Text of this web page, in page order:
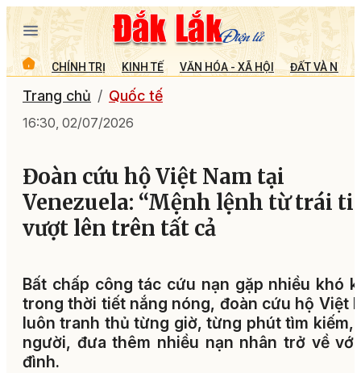
CHÍNH TRỊ KINH TẾ VĂN HÓA - XÃ HỘI ĐẤT VÀ
Trang chủ Quốc tế
16:30, 02/07/2026
Đoàn cứu hộ Việt Nam tại
Venezuela: “Mệnh lệnh từ trái
vượt lên trên tất cả
Bất chấp công tác cứu nạn gặp nhiều khó
trong thời tiết nắng nóng, đoàn cứu hộ Việt
luôn tranh thủ từng giờ, từng phút tìm kiếm,
người, đưa thêm nhiều nạn nhân trở về
đình.